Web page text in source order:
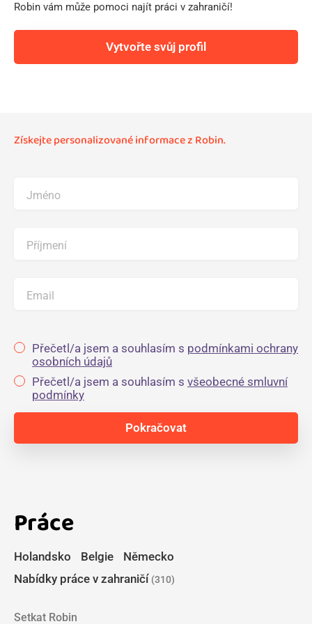
Robin vám může pomoci najít práci v zahraničí!
Vytvořte svůj profil
Získejte personalizované informace z Robin.
Jméno
Příjmení
Email
Přečetl/a jsem a souhlasím s podmínkami ochrany
osobních údajů
Přečetl/a jsem a souhlasím s všeobecné smluvní
podmínky
Práce
Holandsko Belgie
Německo
Nabídky práce v zahraničí (310)
Setkat Robin